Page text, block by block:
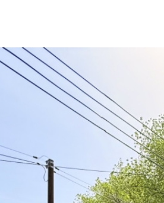
Fonds De Commerces
Locaux Professionnels